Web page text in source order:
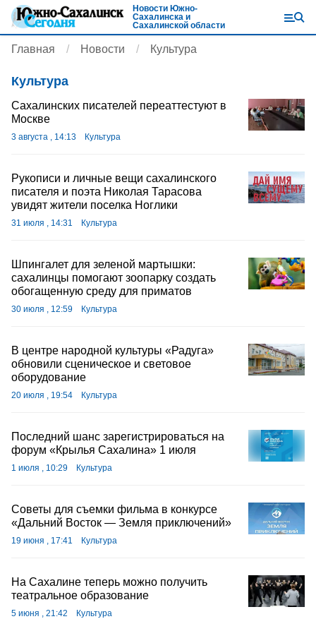
Новости Южно-
Сахалинска и
Сахалинской области
Главная Новости Культура
Культура
Сахалинских писателей переаттестуют в
Москве
3 августа , 14:13 Культура
Рукописи и личные вещи сахалинского
писателя и поэта Николая Тарасова
увидят жители поселка Ноглики
31 июля , 14:31 Культура
Шпингалет для зеленой мартышки:
сахалинцы помогают зоопарку создать
обогащенную среду для приматов
30 июля , 12:59 Культура
В центре народной культуры «Радуга»
обновили сценическое и световое
оборудование
20 июля , 19:54 Культура
Последний шанс зарегистрироваться на
форум «Крылья Сахалина» 1 июля
1 июля , 10:29 Культура
Советы для съемки фильма в конкурсе
«Дальний Восток — Земля приключений»
19 июня , 17:41 Культура
На Сахалине теперь можно получить
театральное образование
5 июня , 21:42 Культура